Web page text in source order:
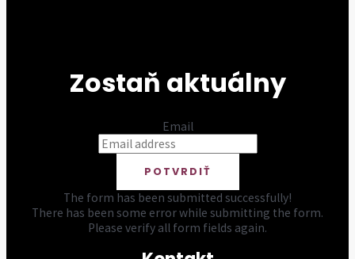
Zostaň aktuálny
Email
POTVRDIŤ
The form has been submitted successfully!
There has been some error while submitting the form.
Please verify all form fields again.